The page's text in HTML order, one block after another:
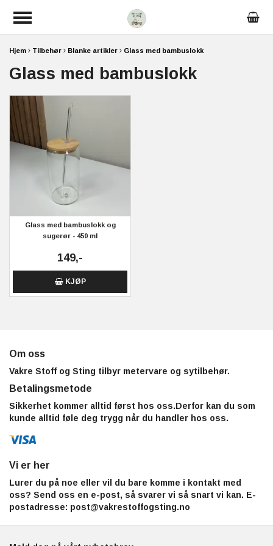
Hjem Tilbehør Blanke artikler Glass med bambuslokk
Glass med bambuslokk
Glass med bambuslokk og
sugerør - 450 ml
149,-
KJØP
Om oss
Vakre Stoff og Sting tilbyr metervare og sytilbehør.
Betalingsmetode
Sikkerhet kommer alltid først hos oss.Derfor kan du som
kunde alltid føle deg trygg når du handler hos oss.
Vi er her
Lurer du på noe eller vil du bare komme i kontakt med
oss? Send oss en e-post, så svarer vi så snart vi kan. E-
postadresse: post@vakrestoffogsting.no